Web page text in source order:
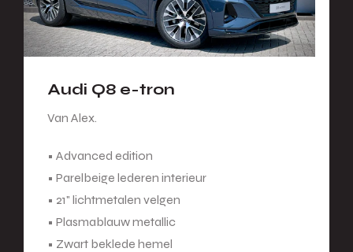
Audi Q8 e-tron
Van Alex.
• Advanced edition
• Parelbeige lederen interieur
• 21" lichtmetalen velgen
• Plasmablauw metallic
• Zwart beklede hemel